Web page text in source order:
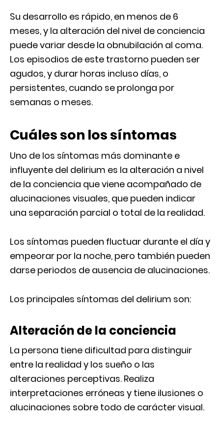
Su desarrollo es rápido, en menos de 6
meses, y la alteración del nivel de conciencia
puede variar desde la obnubilación al coma.
Los episodios de este trastorno pueden ser
agudos, y durar horas incluso días, o
persistentes, cuando se prolonga por
semanas o meses.
Cuáles son los síntomas
Uno de los síntomas más dominante e
influyente del delirium es la alteración a nivel
de la conciencia que viene acompañado de
alucinaciones visuales, que pueden indicar
una separación parcial o total de la realidad.
Los síntomas pueden fluctuar durante el día y
empeorar por la noche, pero también pueden
darse periodos de ausencia de alucinaciones.
Los principales síntomas del delirium son:
Alteración de la conciencia
La persona tiene dificultad para distinguir
entre la realidad y los sueño o las
alteraciones perceptivas. Realiza
interpretaciones erróneas y tiene ilusiones o
alucinaciones sobre todo de carácter visual.